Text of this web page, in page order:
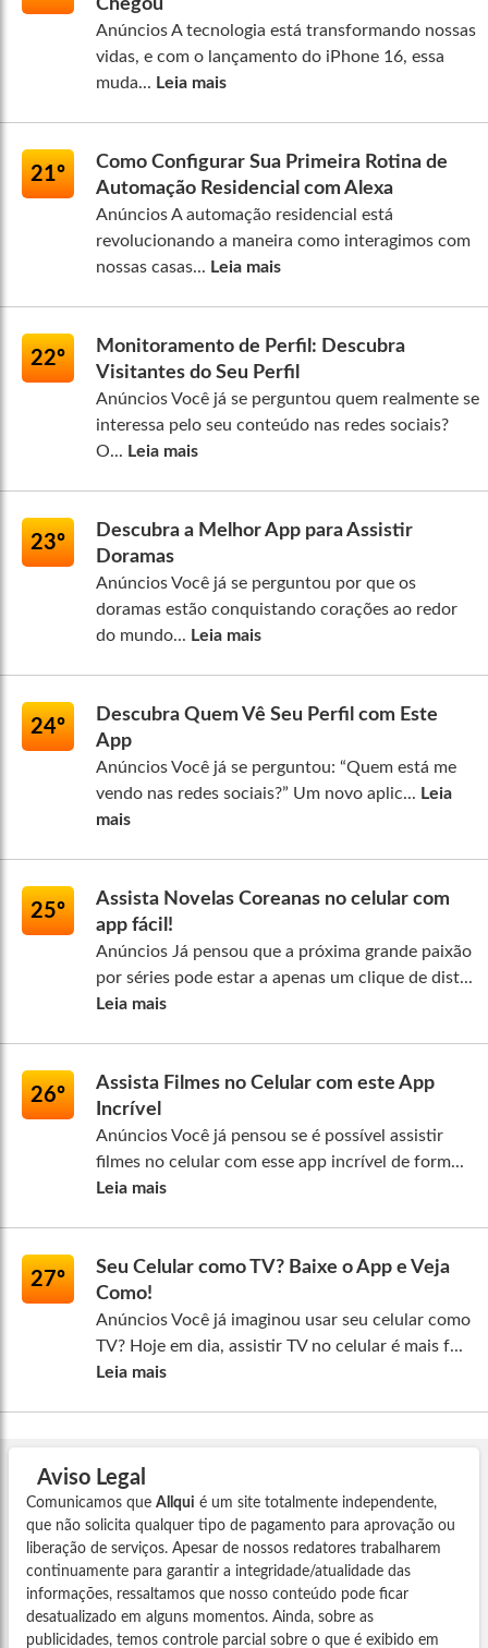
Chegou
Anúncios A tecnologia está transformando nossas
vidas, e com o lançamento do iPhone 16, essa
muda... Leia mais
21º
Como Configurar Sua Primeira Rotina de
Automação Residencial com Alexa
Anúncios A automação residencial está
revolucionando a maneira como interagimos com
nossas casas... Leia mais
22º
Monitoramento de Perfil: Descubra
Visitantes do Seu Perfil
Anúncios Você já se perguntou quem realmente se
interessa pelo seu conteúdo nas redes sociais?
O... Leia mais
23º
Descubra a Melhor App para Assistir
Doramas
Anúncios Você já se perguntou por que os
doramas estão conquistando corações ao redor
do mundo... Leia mais
24º
Descubra Quem Vê Seu Perfil com Este
App
Anúncios Você já se perguntou: “Quem está me
vendo nas redes sociais?” Um novo aplic... Leia
mais
25º
Assista Novelas Coreanas no celular com
app fácil!
Anúncios Já pensou que a próxima grande paixão
por séries pode estar a apenas um clique de dist...
Leia mais
26º
Assista Filmes no Celular com este App
Incrível
Anúncios Você já pensou se é possível assistir
filmes no celular com esse app incrível de form...
Leia mais
27º
Seu Celular como TV? Baixe o App e Veja
Como!
Anúncios Você já imaginou usar seu celular como
TV? Hoje em dia, assistir TV no celular é mais f...
Leia mais
Aviso Legal
Comunicamos que Allqui é um site totalmente independente,
que não solicita qualquer tipo de pagamento para aprovação ou
liberação de serviços. Apesar de nossos redatores trabalharem
continuamente para garantir a integridade/atualidade das
informações, ressaltamos que nosso conteúdo pode ficar
desatualizado em alguns momentos. Ainda, sobre as
publicidades, temos controle parcial sobre o que é exibido em